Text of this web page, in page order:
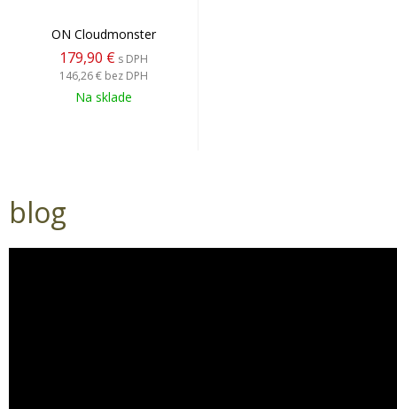
ON Cloudmonster
179,90 € s DPH
146,26 € bez DPH
Na sklade
blog